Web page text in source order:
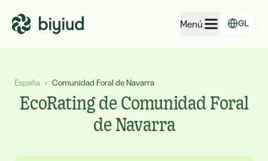
Menú
EcoRating de territorios
Para xente
Para administracións
Para empresas
GL
España › Comunidad Foral de Navarra
EcoRating de Comunidad Foral
de Navarra